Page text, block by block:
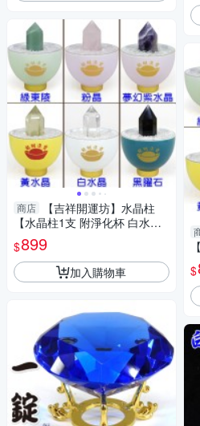
商店
【吉祥開運坊】水晶柱
【水晶柱1支 附淨化杯 白水晶
碎石 多款可供選擇】淨化 擇日
$899
加入購物車 $